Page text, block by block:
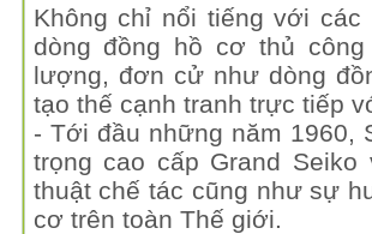
Không chỉ nổi tiếng với
dòng đồng hồ cơ thủ
lượng, đơn cử như dòng
tạo thế cạnh tranh trực tiếp
- Tới đầu những năm 1960,
trọng cao cấp Grand
thuật chế tác cũng như sự
cơ trên toàn Thế giới.